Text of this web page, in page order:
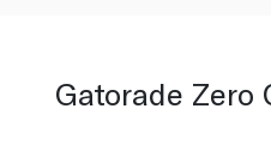
Gatorade Zero